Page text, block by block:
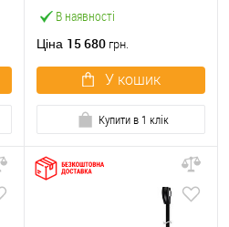
В наявності
точковий вбік червона
Ціна 15 680 грн.
У кошик
Купити в 1 клік